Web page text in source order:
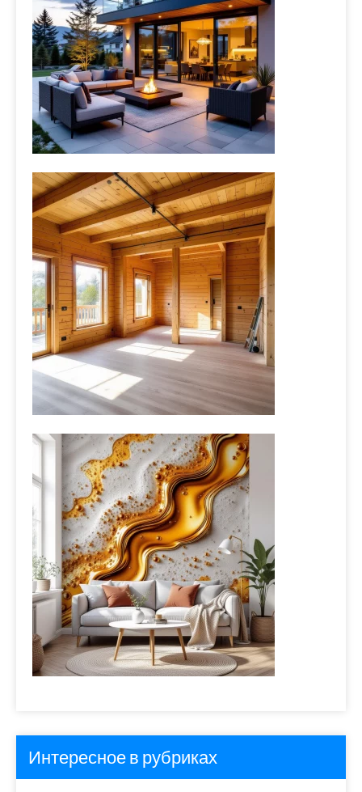
Интересное в рубриках